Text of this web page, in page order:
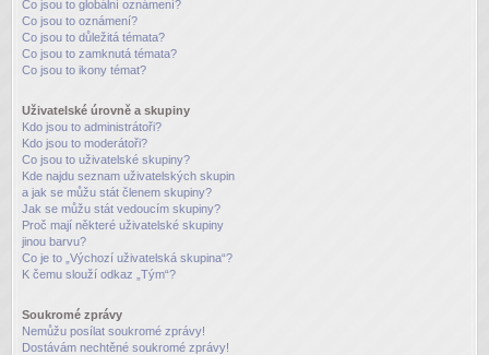
Co jsou to globální oznámení?
Co jsou to oznámení?
Co jsou to důležitá témata?
Co jsou to zamknutá témata?
Co jsou to ikony témat?
Uživatelské úrovně a skupiny
Kdo jsou to administrátoři?
Kdo jsou to moderátoři?
Co jsou to uživatelské skupiny?
Kde najdu seznam uživatelských skupin
a jak se můžu stát členem skupiny?
Jak se můžu stát vedoucím skupiny?
Proč mají některé uživatelské skupiny
jinou barvu?
Co je to „Výchozí uživatelská skupina“?
K čemu slouží odkaz „Tým“?
Soukromé zprávy
Nemůžu posílat soukromé zprávy!
Dostávám nechtěné soukromé zprávy!